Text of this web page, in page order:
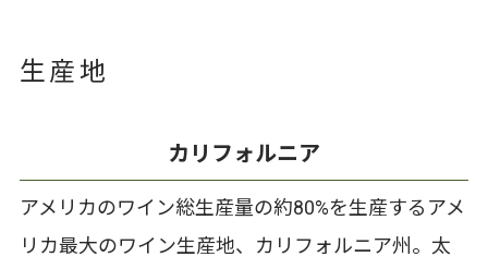
生産地
カリフォルニア
アメリカのワイン総生産量の約80%を生産するアメ
リカ最大のワイン生産地、カリフォルニア州。太